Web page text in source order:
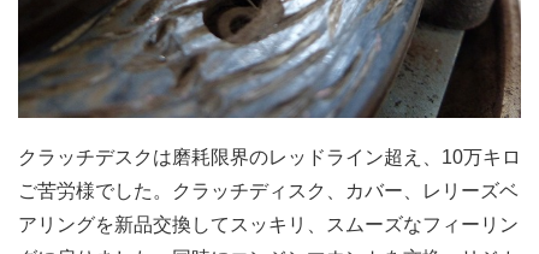
クラッチデスクは磨耗限界のレッドライン超え、10万キロ
ご苦労様でした。クラッチディスク、カバー、レリーズベ
アリングを新品交換してスッキリ、スムーズなフィーリン